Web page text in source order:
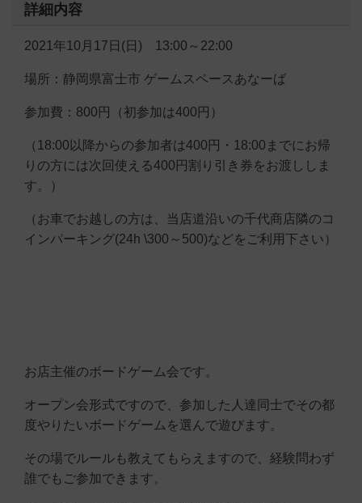
詳細内容
2021年10月17日(日) 13:00～22:00
場所：静岡県富士市 ゲームスペースあなーば
参加費：800円（初参加は400円）
（18:00以降からの参加者は400円・18:00までにお帰
りの方には次回使える400円割り引き券をお渡ししま
す。）
（お車でお越しの方は、当店道沿いの千代商店隣のコ
インパーキング(24h \300～500)などをご利用下さい）
お店主催のボードゲーム会です。
オープン会形式ですので、参加した人達同士でその都
度やりたいボードゲームを選んで遊びます。
その場でルールも教えてもらえますので、経験問わず
誰でもご参加できます。